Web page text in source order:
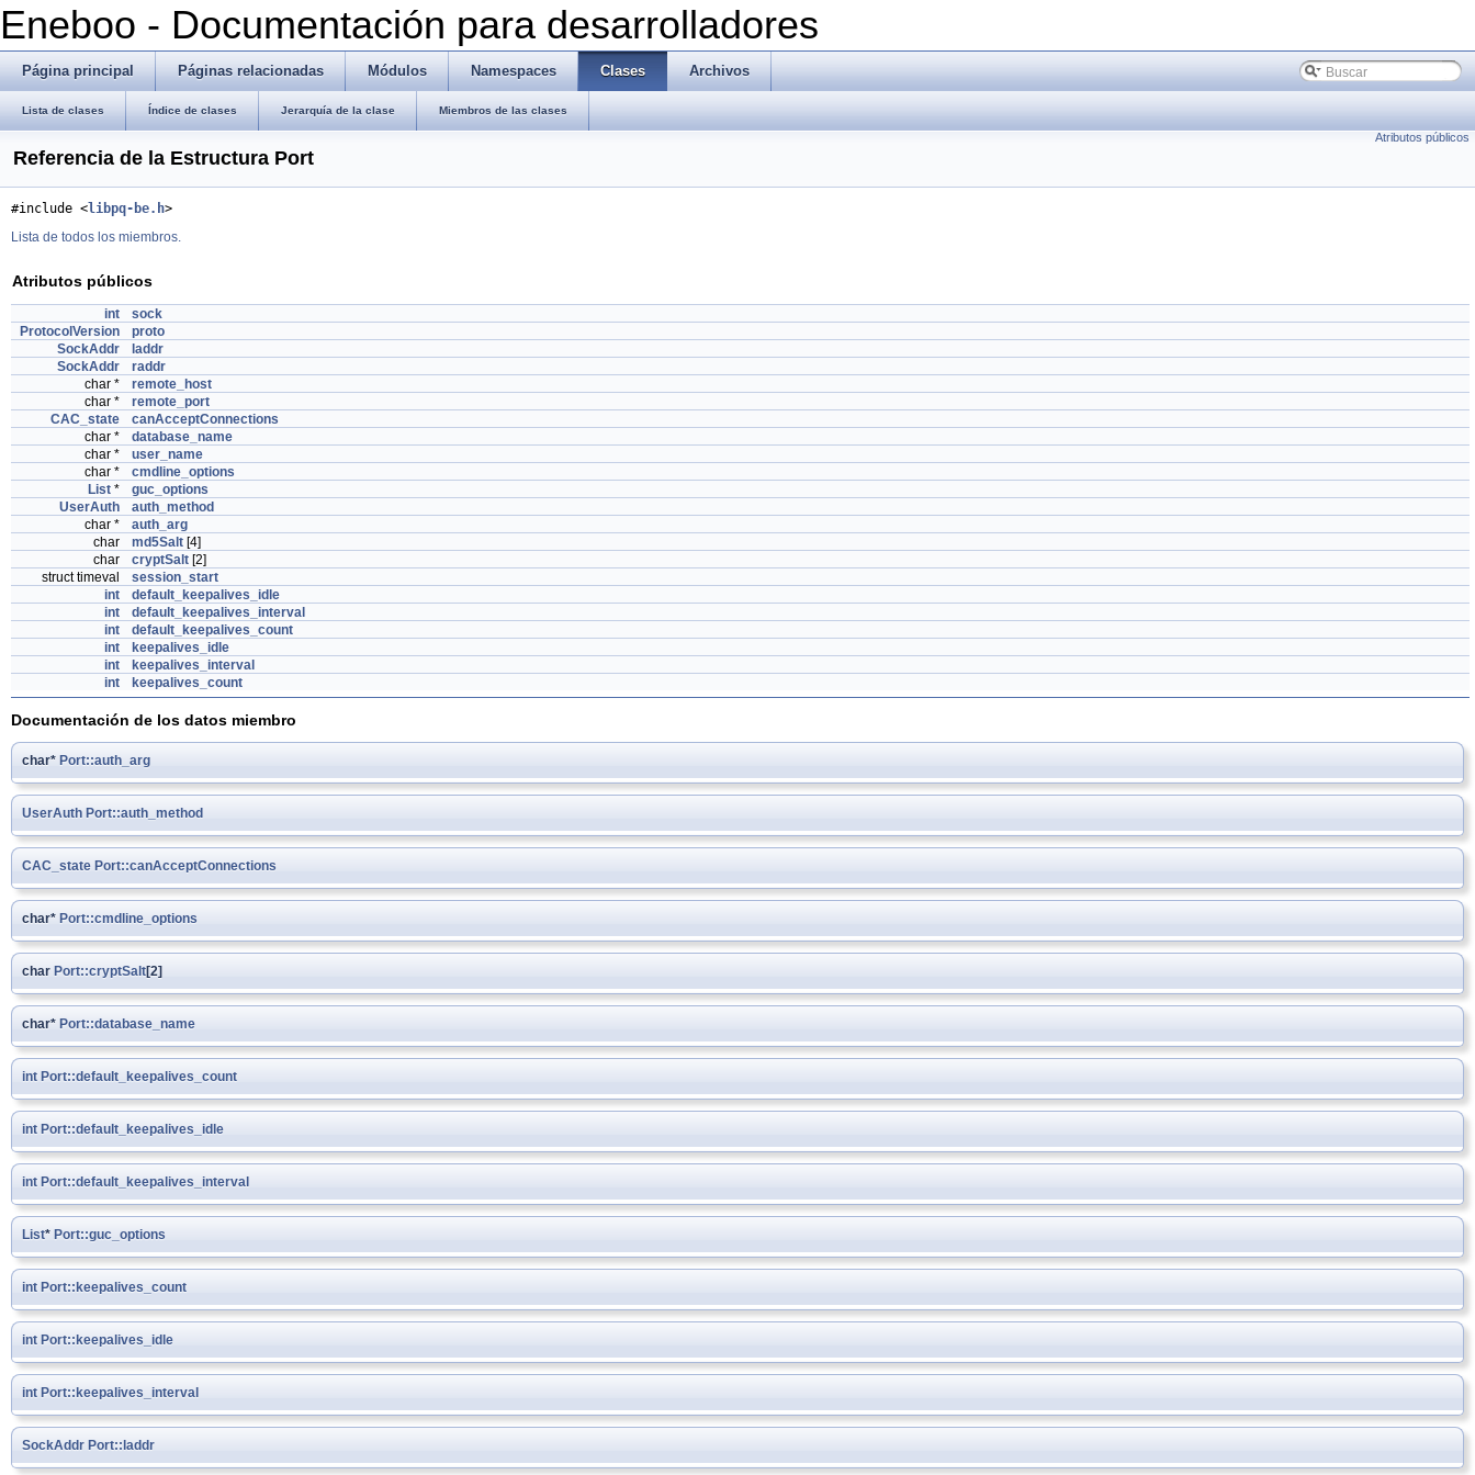
Eneboo - Documentación para desarrolladores
Página principal Páginas relacionadas Módulos Namespaces Clases Archivos
Lista de clases Índice de clases Jerarquía de la clase Miembros de las clases
Atributos públicos
Referencia de la Estructura Port
#include <libpq-be.h>
Lista de todos los miembros.
Atributos públicos
int
sock
ProtocolVersion
proto
SockAddr
laddr
SockAddr
raddr
char *
remote_host
char *
remote_port
CAC_state
canAcceptConnections
char *
database_name
char *
user_name
char *
cmdline_options
List *
guc_options
UserAuth
auth_method
char *
auth_arg
char
md5Salt [4]
char
cryptSalt [2]
struct timeval
session_start
int
default_keepalives_idle
int
default_keepalives_interval
int
default_keepalives_count
int
keepalives_idle
int
keepalives_interval
int
keepalives_count
Documentación de los datos miembro
char* Port::auth_arg
UserAuth Port::auth_method
CAC_state Port::canAcceptConnections
char* Port::cmdline_options
char Port::cryptSalt[2]
char* Port::database_name
int Port::default_keepalives_count
int Port::default_keepalives_idle
int Port::default_keepalives_interval
List* Port::guc_options
int Port::keepalives_count
int Port::keepalives_idle
int Port::keepalives_interval
SockAddr Port::laddr